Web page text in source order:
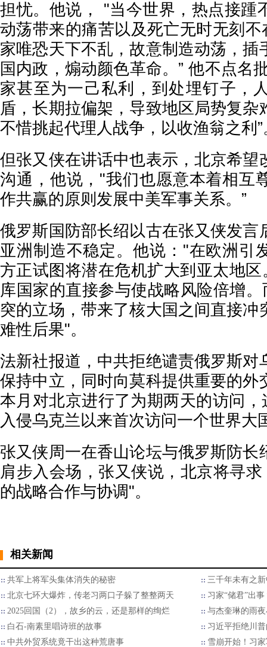
担忧。他说， "当今世界，热点接踵
动荡带来的痛苦以及死亡无时无刻
家唯恐天下不乱，故意制造动荡，插
国内政，煽动颜色革命。” 他不点名
家甚至为一己私利，到处埋钉子，
盾，长期拉偏架，导致地区局势复杂
不惜挑起代理人战争，以收渔翁之利”
但张又侠在讲话中也表示，北京希望
沟通，他说，"我们也愿意本着相互
作共赢的原则发展中美军事关系。”
俄罗斯国防部长绍以古在张又侠发言
亚洲制造不稳定。他说："在欧洲引
方正试图将潜在危机扩大到亚太地区
库国家的直接参与使战略风险倍增
突的立场，带来了核大国之间直接冲
难性后果"。
法新社报道，中共拒绝谴责俄罗斯对
保持中立，同时向莫科提供重要的外
本月对北京进行了为期两天的访问
入侵乌克兰以来首次访问一个世界大
张又侠周一在香山论坛与俄罗斯防长
肩步入会场，张又侠说，北京将寻
的战略合作与协调"。
相关新闻
共军上将军头集体消失的秘密
三千年未有之
北京七环大爆炸，传老习两口子躲了整整两天
习家“储君”出
2025回国（2），故乡的云，还是那样的绚烂
与杰奎琳的雨
白石-南素里唱诗班的故事
习近平拒绝川普
中共外贸系统竟干出这种荒唐事
雪崩开始！习